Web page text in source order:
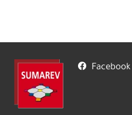
Facebook